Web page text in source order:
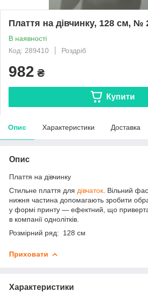
Плаття на дівчинку, 128 см, №
В наявності
Код: 289410
Роздріб
982 ₴
Купити
Опис Характеристики Доставка
Опис
Плаття на дівчинку
Стильне плаття для дівчаток . Вільний
нижня частина допомагають зробити
у формі принту — ефектний, що
в компанії однолітків.
Розмірний ряд: 128 см
Приховати
Характеристики